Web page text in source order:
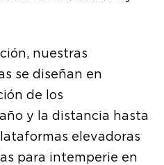
nuestras
se diseñan en
de los
y la distancia hasta
elevadoras
para intemperie en